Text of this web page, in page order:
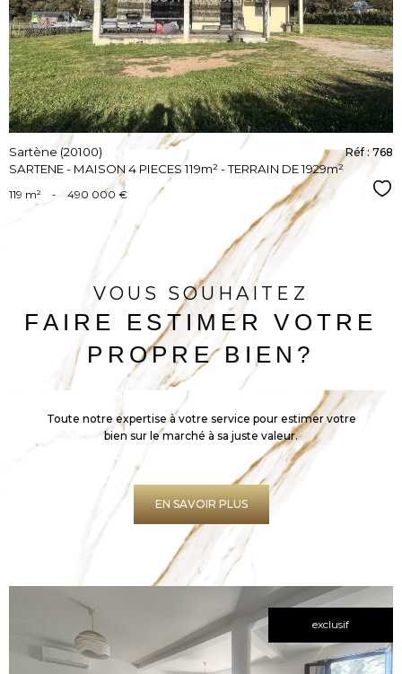
BIEN
Sartène (20100)
SARTENE - MAISON 4 PIECES 119m² - TERRAIN DE 1929m²
Réf : 768
119 m² - 490 000 €
VOUS SOUHAITEZ
FAIRE ESTIMER VOTRE
PROPRE BIEN?
Toute notre expertise à votre service pour estimer votre
bien sur le marché à sa juste valeur.
EN SAVOIR PLUS
exclusif